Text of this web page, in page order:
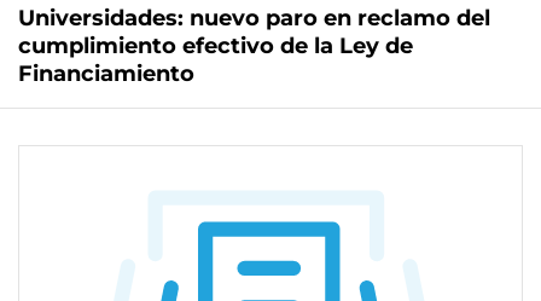
Universidades: nuevo paro en reclamo del
cumplimiento efectivo de la Ley de
Financiamiento